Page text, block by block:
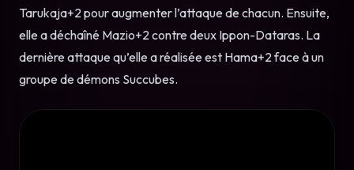
Tarukaja+2 pour augmenter l’attaque de chacun. Ensuite,
elle a déchaîné Mazio+2 contre deux Ippon-Dataras. La
dernière attaque qu’elle a réalisée est Hama+2 face à un
groupe de démons Succubes.